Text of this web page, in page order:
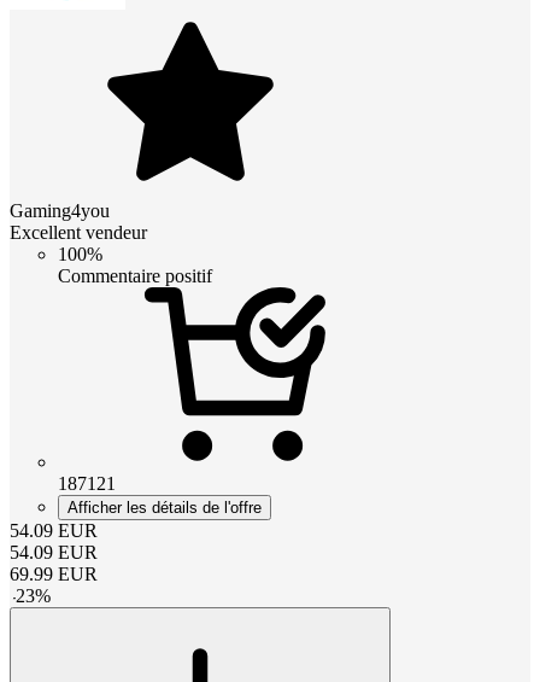
Gaming4you
Excellent vendeur
100%
Commentaire positif
187121
Afficher les détails de l'offre
54.09 EUR
54.09 EUR
69.99 EUR
-23%